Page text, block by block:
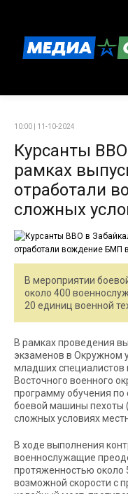
10:00 | 11-10-2024
Курсанты
рамках
отработали
сложных
В мероприятии
около 400
20 единиц военной
В рамках проведения
экзаменов в Окружном
младших специалистов
Восточного военного
программу обучения по
боевой машины
сложных условиях
В ходе выполнения
военнослужащие
протяженностью около
возможной скорости с